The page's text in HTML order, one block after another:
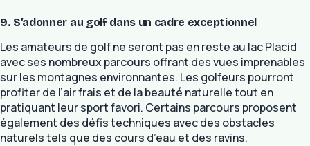
9. S’adonner au golf dans un cadre exceptionnel
Les amateurs de golf ne seront pas en reste au lac Placid
avec ses nombreux parcours offrant des vues imprenables
sur les montagnes environnantes. Les golfeurs pourront
profiter de l’air frais et de la beauté naturelle tout en
pratiquant leur sport favori. Certains parcours proposent
également des défis techniques avec des obstacles
naturels tels que des cours d’eau et des ravins.